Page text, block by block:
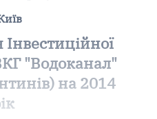
"Водоканал"
на 2014